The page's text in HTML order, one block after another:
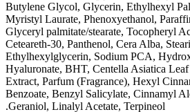
Butylene Glycol, Glycerin, Ethylhexyl
Myristyl Laurate, Phenoxyethanol,
Glyceryl palmitate/stearate, Tocopheryl
Ceteareth-30, Panthenol, Cera Alba,
Ethylhexylglycerin, Sodium PCA,
Hyaluronate, BHT, Centella Asiatica
Extract, Parfum (Fragrance), Hexyl
Benzoate, Benzyl Salicylate, Cinnamyl
Geraniol, Linalyl Acetate, Terpineol.